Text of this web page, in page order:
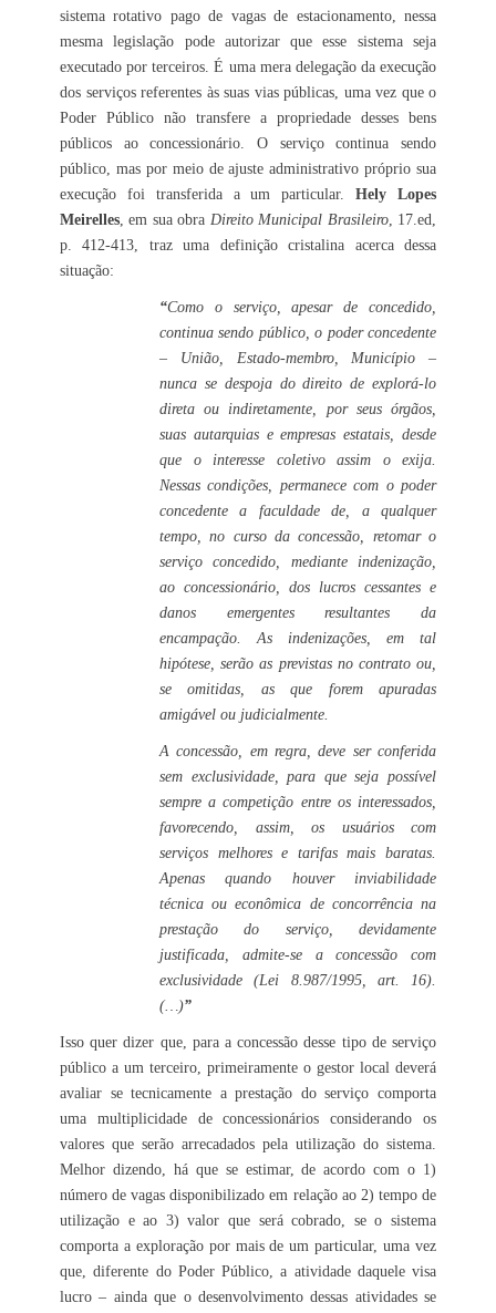
sistema rotativo pago de vagas de estacionamento, nessa
mesma legislação pode autorizar que esse sistema seja
executado por terceiros. É uma mera delegação da execução
dos serviços referentes às suas vias públicas, uma vez que o
Poder Público não transfere a propriedade desses bens
públicos ao concessionário. O serviço continua sendo
público, mas por meio de ajuste administrativo próprio sua
execução foi transferida a um particular.Hely Lopes
Meirelles, em sua obra Direito Municipal Brasileiro, 17.ed,
p. 412-413, traz uma definição cristalina acerca dessa
situação:
“Como o serviço, apesar de concedido,
continua sendo público, o poder concedente
– União, Estado-membro, Município –
nunca se despoja do direito de explorá-lo
direta ou indiretamente, por seus órgãos,
suas autarquias e empresas estatais, desde
que o interesse coletivo assim o exija.
Nessas condições, permanece com o poder
concedente a faculdade de, a qualquer
tempo, no curso da concessão, retomar o
serviço concedido, mediante indenização,
ao concessionário, dos lucros cessantes e
danos emergentes resultantes da
encampação. As indenizações, em tal
hipótese, serão as previstas no contrato ou,
se omitidas, as que forem apuradas
amigável ou judicialmente.
A concessão, em regra, deve ser conferida
sem exclusividade, para que seja possível
sempre a competição entre os interessados,
favorecendo, assim, os usuários com
serviços melhores e tarifas mais baratas.
Apenas quando houver inviabilidade
técnica ou econômica de concorrência na
prestação do serviço, devidamente
justificada, admite-se a concessão com
exclusividade (Lei 8.987/1995, art. 16).
(…)”
Isso quer dizer que, para a concessão desse tipo de serviço
público a um terceiro, primeiramente o gestor local deverá
avaliar se tecnicamente a prestação do serviço comporta
uma multiplicidade de concessionários considerando os
valores que serão arrecadados pela utilização do sistema.
Melhor dizendo, há que se estimar, de acordo com o 1)
número de vagas disponibilizado em relação ao 2) tempo de
utilização e ao 3) valor que será cobrado, se o sistema
comporta a exploração por mais de um particular, uma vez
que, diferente do Poder Público, a atividade daquele visa
lucro – ainda que o desenvolvimento dessas atividades se